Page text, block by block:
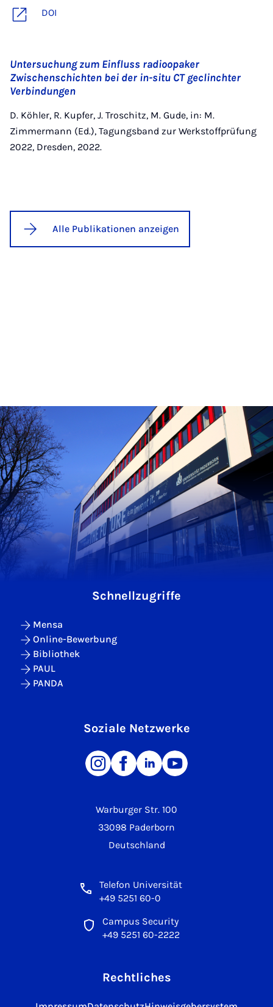
DOI
Untersuchung zum Einfluss radioopaker
Zwischenschichten bei der in-situ CT geclinchter
Verbindungen
D. Köhler, R. Kupfer, J. Troschitz, M. Gude, in: M.
Zimmermann (Ed.), Tagungsband zur Werkstoffprüfung
2022, Dresden, 2022.
Alle Publikationen anzeigen
Warburger Str. 100
33098 Paderborn
Deutschland
Telefon Universität
+49 5251 60-0
Campus Security
+49 5251 60-2222
Schnellzugriffe
Mensa
Online-Bewerbung
Bibliothek
PAUL
PANDA
Soziale Netzwerke
Rechtliches